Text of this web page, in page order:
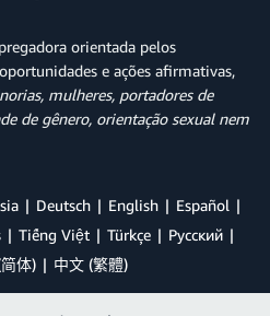
orientada pelos
e ações afirmativas,
mulheres, portadores de
de gênero, orientação sexual nem
Deutsch English
Español
Tiếng Việt Türkçe
Ρусский
体) 中文 (繁體)